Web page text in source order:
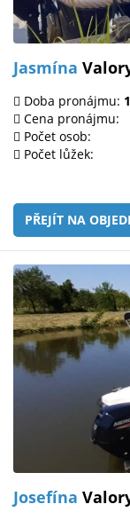
Jasmína
Doba pronájmu:
Cena pronájmu:
Počet osob:
Počet lůžek:
PŘEJÍT NA
Josefína